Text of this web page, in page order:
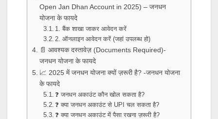
Open Jan Dhan Account in 2025) – जनधन
योजना के फायदे
1. बैंक शाखा जाकर आवेदन करें
2. ऑनलाइन आवेदन करें (जहां उपलब्ध हो)
📄 आवश्यक दस्तावेज़ (Documents Required)-
जनधन योजना के फायदे
📈 2025 में जनधन योजना क्यों ज़रूरी है? -जनधन योजना
के फायदे
❓ जनधन अकाउंट कौन खोल सकता है?
❓ क्या जनधन अकाउंट से UPI चल सकता है?
❓ क्या जनधन अकाउंट में पैसा रखना ज़रूरी है?